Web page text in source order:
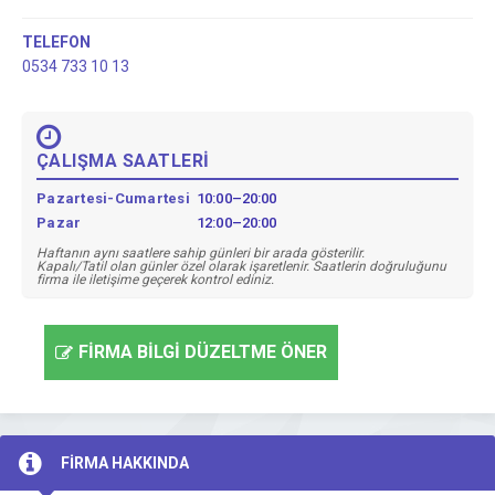
TELEFON
0534 733 10 13
ÇALIŞMA SAATLERİ
Pazartesi-Cumartesi 10:00–20:00
Pazar
12:00–20:00
Haftanın aynı saatlere sahip günleri bir arada gösterilir.
Kapalı/Tatil olan günler özel olarak işaretlenir. Saatlerin doğruluğunu
firma ile iletişime geçerek kontrol ediniz.
FİRMA BİLGİ DÜZELTME ÖNER
FİRMA HAKKINDA